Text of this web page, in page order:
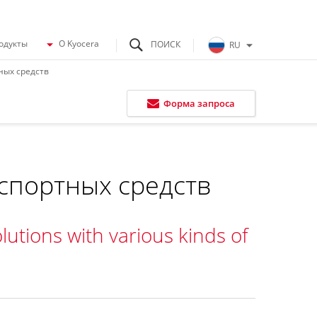
O Kyocera RU
средств
Форма запроса
средств
with various kinds of